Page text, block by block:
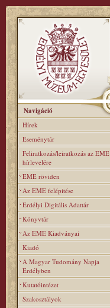
Navigáció
Hírek
Eseménytár
Feliratkozás/leiratkozás az EME
hírlevelére
EME röviden
Az EME felépitése
Erdélyi Digitális Adattár
Könyvtár
Az EME Kiadványai
Kiadó
A Magyar Tudomány Napja
Erdélyben
Kutatóintézet
Szakosztályok